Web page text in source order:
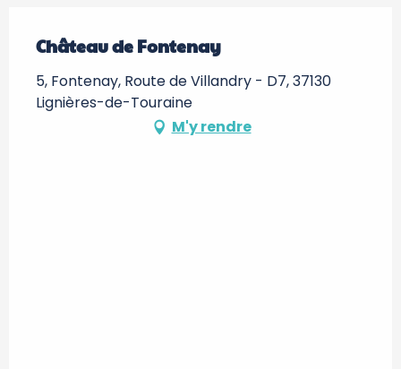
Château de Fontenay
5, Fontenay, Route de Villandry - D7, 37130
Lignières-de-Touraine
M'y rendre